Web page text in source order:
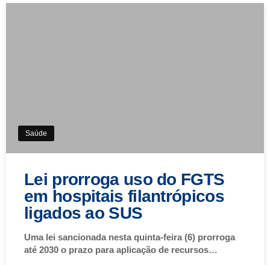
Saúde
Lei prorroga uso do FGTS
em hospitais filantrópicos
ligados ao SUS
Uma lei sancionada nesta quinta-feira (6) prorroga
até 2030 o prazo para aplicação de recursos…